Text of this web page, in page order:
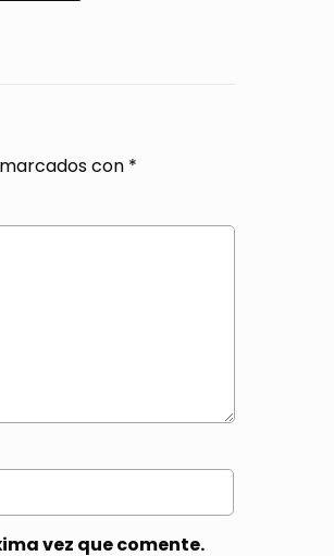
con *
vez que comente.